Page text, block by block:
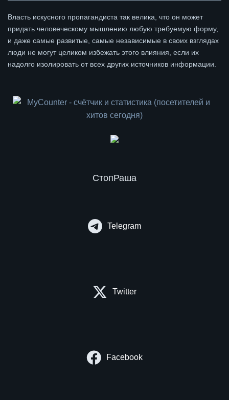
Власть искусного пропагандиста так велика, что он может
придать человеческому мышлению любую требуемую форму,
и даже самые развитые, самые независимые в своих взглядах
люди не могут целиком избежать этого влияния, если их
надолго изолировать от всех других источников информации.
СтопРаша
Telegram
Twitter
Facebook